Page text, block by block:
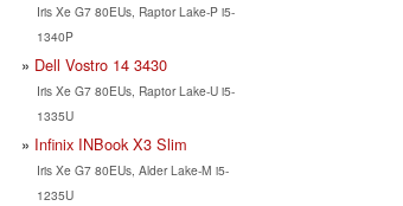
Iris Xe G7 80EUs, Raptor Lake-P i5-
1340P
Dell Vostro 14 3430
Iris Xe G7 80EUs, Raptor Lake-U i5-
1335U
Infinix INBook X3 Slim
Iris Xe G7 80EUs, Alder Lake-M i5-
1235U